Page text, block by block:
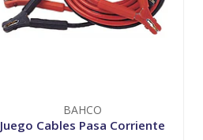
BAHCO
Juego Cables Pasa Corriente